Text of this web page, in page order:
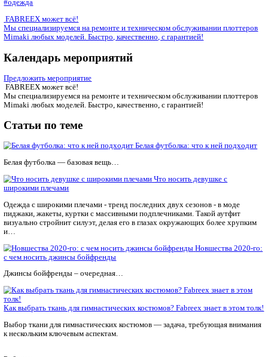
«тепловая» тональность должна при этом сохраняться.
рубашка имеет холодный оттенок, то у галстука
цвет. Одежда теплых оттенков сочетается с
цветами галстука.
Вы выбрали рубашку с принтом? Тогда подберите к ней
похожим рисунком, например, в горошек или полоску.
Смешение принтов не стоит допускать, иначе вы не
стильно.
волос. Мужчины с желтоватой или оливковой кожей,
светлыми волосами хорошо смотрятся в галстуках
цвета, серыми, голубыми или зелеными глазами,
кожей должны отдавать предпочтение аксессуарам
оттенков – зеленых, красных, фиолетовых, голубых и
Ваши собственные предпочтения имеют главное
ширины галстука, но при этом также не забывайте
широким торсом, то носить модные узкие галстуки вам
Не забудьте о предварительной примерке и
Прежде, чем выйти из дома в галстуке, посмотрите на
которой вы его будете впоследствии носить.
#одежда
FABREEX может всё!